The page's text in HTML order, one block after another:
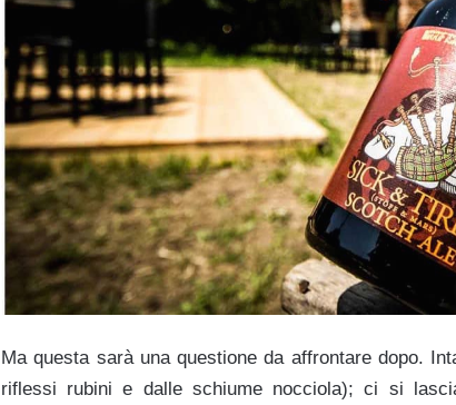
Ma questa sarà una questione da affrontare dopo.
riflessi rubini e dalle schiume nocciola); ci si